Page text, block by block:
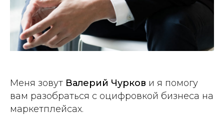
Меня зовут Валерий Чурков и я помогу
вам разобраться с оцифровкой бизнеса на
маркетплейсах.